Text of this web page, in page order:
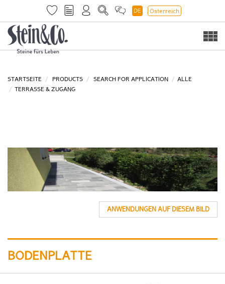
DE Österreich
STARTSEITE PRODUCTS SEARCH FOR APPLICATION
ALLE
TERRASSE & ZUGANG
ANWENDUNGEN AUF DIESEM BILD
BODENPLATTE